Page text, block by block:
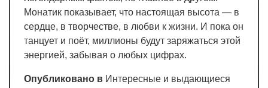
Монатик показывает, что настоящая высота — в
сердце, в творчестве, в любви к жизни. И пока он
танцует и поёт, миллионы будут заряжаться этой
энергией, забывая о любых цифрах.
Опубликовано в Интересные и выдающиеся